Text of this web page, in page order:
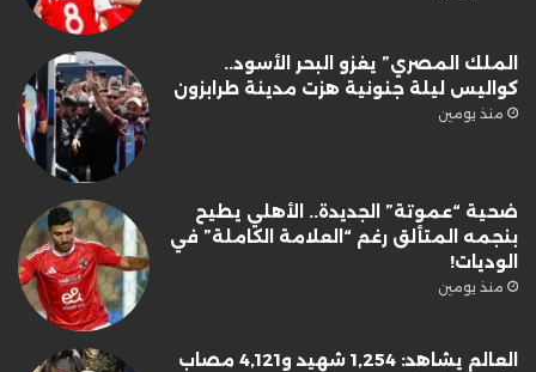
الملك المصري” يغزو البحر الأسود..
كواليس ليلة جنونية هزت مدينة طرابزون
منذ يومين
ضحية “عموتة” الجديدة.. الأهلي يطيح
بنجمه المتألق رغم “العلامة الكاملة” في
الوديات!
منذ يومين
العالم يشاهد: 1,254 شهيد و4,121 مصاب